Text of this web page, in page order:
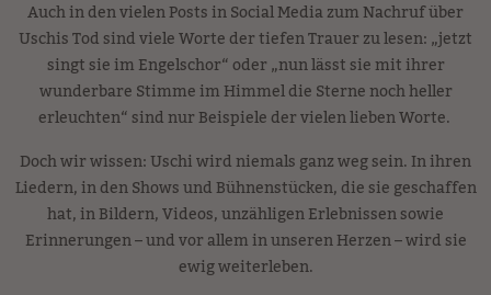
Auch in den vielen Posts in Social Media zum Nachruf über
Uschis Tod sind viele Worte der tiefen Trauer zu lesen: „jetzt
singt sie im Engelschor“ oder „nun lässt sie mit ihrer
wunderbare Stimme im Himmel die Sterne noch heller
erleuchten“ sind nur Beispiele der vielen lieben Worte.
Doch wir wissen: Uschi wird niemals ganz weg sein. In ihren
Liedern, in den Shows und Bühnenstücken, die sie geschaffen
hat, in Bildern, Videos, unzähligen Erlebnissen sowie
Erinnerungen – und vor allem in unseren Herzen – wird sie
ewig weiterleben.